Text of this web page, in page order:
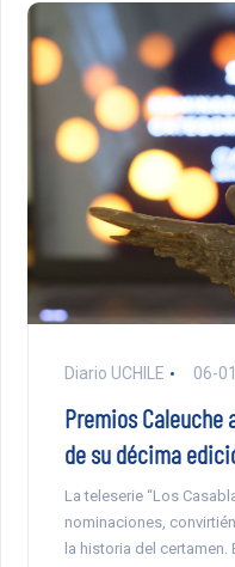
Diario UCHILE 06-
Premios Caleuche
de su décima
La teleserie “Los
nominaciones,
la historia del